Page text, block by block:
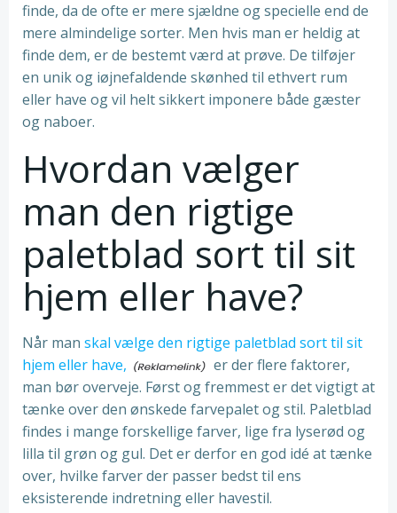
finde, da de ofte er mere sjældne og specielle end de
mere almindelige sorter. Men hvis man er heldig at
finde dem, er de bestemt værd at prøve. De tilføjer
en unik og iøjnefaldende skønhed til ethvert rum
eller have og vil helt sikkert imponere både gæster
og naboer.
Hvordan vælger
man den rigtige
paletblad sort til sit
hjem eller have?
Når man skal vælge den rigtige paletblad sort til sit
hjem eller have,
er der flere faktorer,
man bør overveje. Først og fremmest er det vigtigt at
tænke over den ønskede farvepalet og stil. Paletblad
findes i mange forskellige farver, lige fra lyserød og
lilla til grøn og gul. Det er derfor en god idé at tænke
over, hvilke farver der passer bedst til ens
eksisterende indretning eller havestil.